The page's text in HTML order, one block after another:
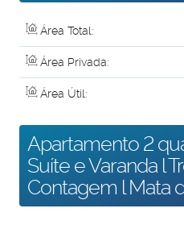
Área Total:
Área Privada:
Área Útil:
Apartamento 2
Suíte e Varanda l
Contagem l Mata